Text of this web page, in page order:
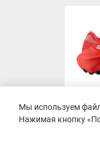
Мы используем
Нажимая кнопку